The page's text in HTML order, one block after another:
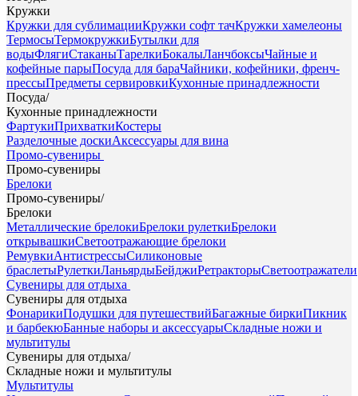
Кружки
Кружки для сублимацииКружки софт тачКружки хамелеоны
ТермосыТермокружкиБутылки для
водыФлягиСтаканыТарелкиБокалыЛанчбоксыЧайные и
кофейные парыПосуда для бараЧайники, кофейники, френч-
прессыПредметы сервировкиКухонные принадлежности
Посуда/
Кухонные принадлежности
ФартукиПрихваткиКостеры
Разделочные доскиАксессуары для вина
Промо-сувениры
Промо-сувениры
Брелоки
Промо-сувениры/
Брелоки
Металлические брелокиБрелоки рулеткиБрелоки
открывашкиСветоотражающие брелоки
РемувкиАнтистрессыСиликоновые
браслетыРулеткиЛаньярдыБейджиРетракторыСветоотражатели
Сувениры для отдыха
Сувениры для отдыха
ФонарикиПодушки для путешествийБагажные биркиПикник
и барбекюБанные наборы и аксессуарыСкладные ножи и
мультитулы
Сувениры для отдыха/
Складные ножи и мультитулы
Мультитулы